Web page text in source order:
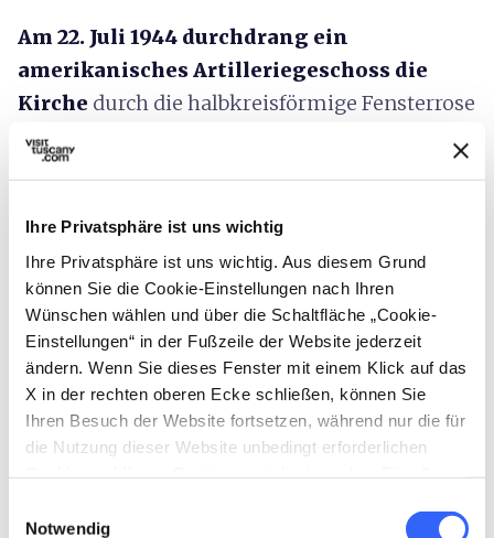
Ihre Privatsphäre ist uns wichtig
Ihre Privatsphäre ist uns wichtig. Aus diesem Grund
können Sie die Cookie-Einstellungen nach Ihren
Wünschen wählen und über die Schaltfläche „Cookie-
Einstellungen“ in der Fußzeile der Website jederzeit
ändern. Wenn Sie dieses Fenster mit einem Klick auf das
X in der rechten oberen Ecke schließen, können Sie
Ihren Besuch der Website fortsetzen, während nur die für
die Nutzung dieser Website unbedingt erforderlichen
Zustimmung.
Notwendig
Am 22. Juli 1944 durchdrang ein
amerikanisches Artilleriegeschoss die
Kirche durch die halbkreisförmige Fensterrose
des südlichen Flügels des Querschiffs,
explodierte im rechten Kirchenschiff und
voller Bürger, die von den Deutschen auf dem
Kirchplatz zusammengeführt wurden.
Dieses Ereignis hateinen der berühmtesten
Filme der Gebrüder Tavianiinspiriert:„La
notte di San Lorenzo“ (Die Nacht von San
Lorenzo).